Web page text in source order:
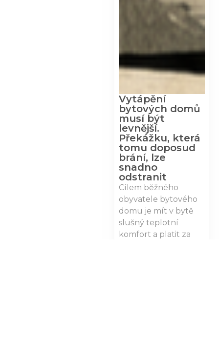
Vytápění
bytových domů
musí být
levnější.
Překážku, která
tomu doposud
brání, lze
snadno
odstranit
Cílem běžného
obyvatele bytového
domu je mít v bytě
slušný teplotní
komfort a platit za